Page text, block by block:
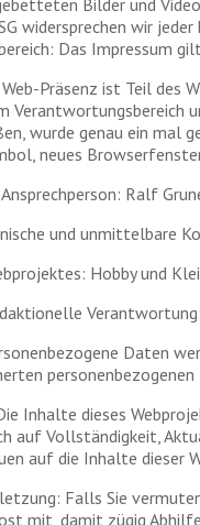
widersprechen wir
Das Impressum
Präsenz ist Teil des
Verantwortungsbereich
wurde genau ein mal
neues
Ralf
und unmittelbare
Hobby und
Daten
Inhalte dieses
auf Vollständigkeit,
auf die Inhalte dieser
Falls Sie
mit, damit zügig